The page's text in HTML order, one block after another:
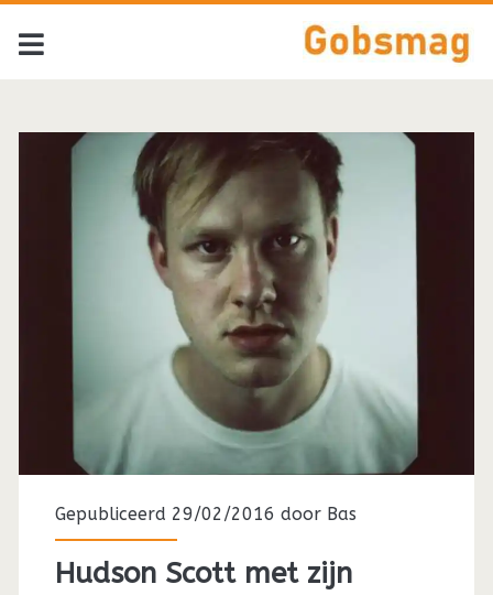
Tag:
<span>Hudson
Scott</span>
Gepubliceerd 29/02/2016 door Bas
Hudson Scott met zijn